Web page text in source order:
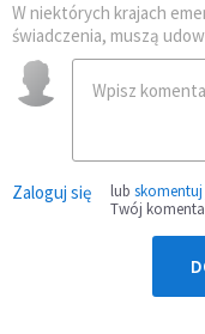
W niektórych krajach
świadczenia, muszą
Zaloguj się lub
Twój